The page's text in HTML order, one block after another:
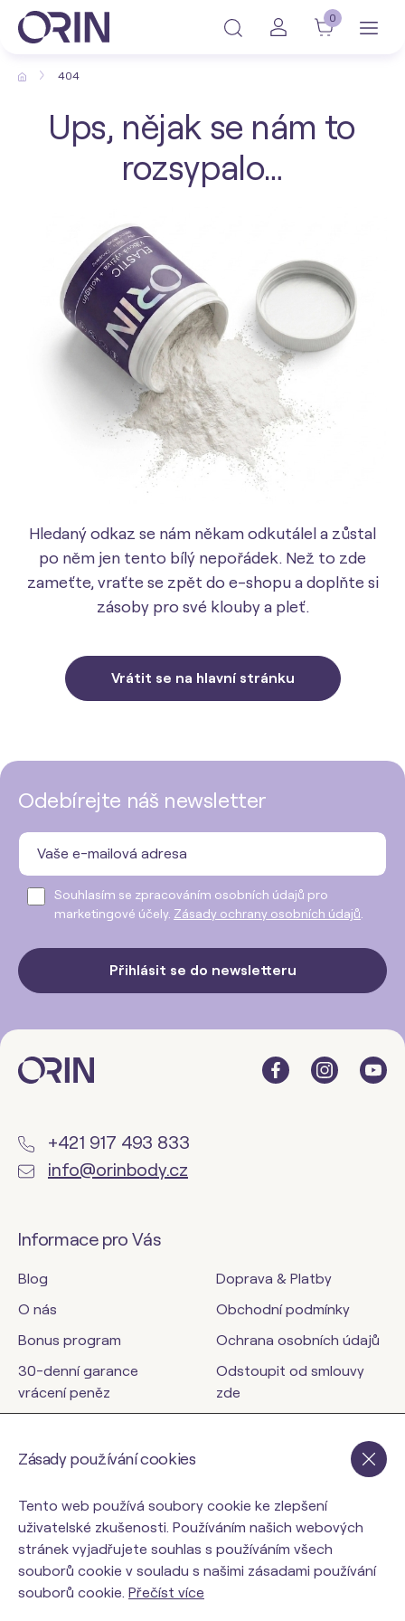
0
404
Ups, nějak se nám to
rozsypalo…
Hledaný odkaz se nám někam odkutálel a zůstal
po něm jen tento bílý nepořádek. Než to zde
zameťte, vraťte se zpět do e-shopu a doplňte si
zásoby pro své klouby a pleť.
Vrátit se na hlavní stránku
Odebírejte náš newsletter
Souhlasím se zpracováním osobních údajů pro
marketingové účely. Zásady ochrany osobních údajů
Přihlásit se do newsletteru
+421 917 493 833
info@orinbody.cz
Informace pro Vás
Blog
O nás
Bonus program
30-denní garance
vrácení peněz
Doprava & Platby
Obchodní podmínky
Ochrana osobních údajů
Odstoupit od smlouvy
zde
orinbody.cz
Zásady používání cookies
Tento web používá soubory cookie ke zlepšení
uživatelské zkušenosti. Používáním našich webových
stránek vyjadřujete souhlas s používáním všech
souborů cookie v souladu s našimi zásadami používání
souborů cookie. Přečíst více